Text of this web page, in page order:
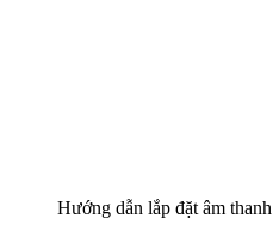
Hướng dẫn lắp đặt âm